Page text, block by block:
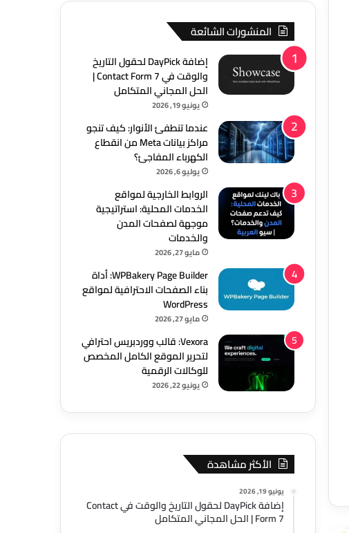
المنشورات الشائعة
إضافة DayPick لحقول التاريخ
والوقت في Contact Form 7 |
الحل المجاني المتكامل
يونيو 19, 2026
عندما تنطفئ الأنوار: كيف تنجو
مراكز بيانات Meta من انقطاع
الكهرباء المفاجئ؟
يوليو 6, 2026
الروابط الخارجية لمواقع
الخدمات المحلية: استراتيجية
موجهة لصفحات المدن
والخدمات
مايو 27, 2026
WPBakery Page Builder: أداة
بناء الصفحات الاحترافية لمواقع
WordPress
مايو 27, 2026
Vexora: قالب ووردبريس احترافي
لتحرير الموقع الكامل المخصص
للوكالات الرقمية
يونيو 22, 2026
الأكثر مشاهدة
يونيو 19, 2026
إضافة DayPick لحقول التاريخ والوقت في Contact
Form 7 | الحل المجاني المتكامل